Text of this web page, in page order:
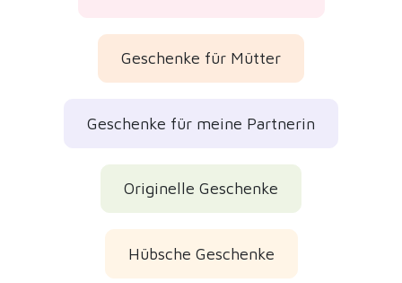
Geschenke für Mütter
Geschenke für meine Partnerin
Originelle Geschenke
Hübsche Geschenke